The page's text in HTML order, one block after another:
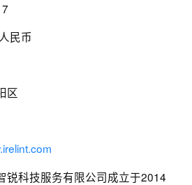
民币
区
锐科技服务有限公司成立于2014